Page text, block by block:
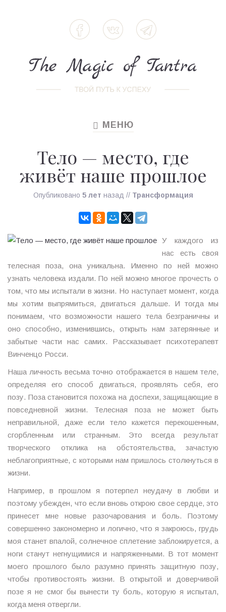
TOGGLE
МЕНЮ
Тело — место, где
живёт наше прошлое
Опубликовано 5 лет назад // Трансформация
У каждого из
нас есть своя
телесная поза, она уникальна. Именно по ней можно
узнать человека издали. По ней можно многое прочесть о
том, что мы испытали в жизни. Но наступает момент, когда
мы хотим выпрямиться, двигаться дальше. И тогда мы
понимаем, что возможности нашего тела безграничны и
оно способно, изменившись, открыть нам затерянные и
забытые части нас самих. Рассказывает психотерапевт
Винченцо Росси.
Наша личность весьма точно отображается в нашем теле,
определяя его способ двигаться, проявлять себя, его
позу. Поза становится похожа на доспехи, защищающие в
повседневной жизни. Телесная поза не может быть
неправильной, даже если тело кажется перекошенным,
сгорбленным или странным. Это всегда результат
творческого отклика на обстоятельства, зачастую
неблагоприятные, с которыми нам пришлось столкнуться в
жизни.
Например, в прошлом я потерпел неудачу в любви и
поэтому убежден, что если вновь открою свое сердце, это
принесет мне новые разочарования и боль. Поэтому
совершенно закономерно и логично, что я закроюсь, грудь
моя станет впалой, солнечное сплетение заблокируется, а
ноги станут негнущимися и напряженными. В тот момент
моего прошлого было разумно принять защитную позу,
чтобы противостоять жизни. В открытой и доверчивой
позе я не смог бы вынести ту боль, которую я испытал,
когда меня отвергли.